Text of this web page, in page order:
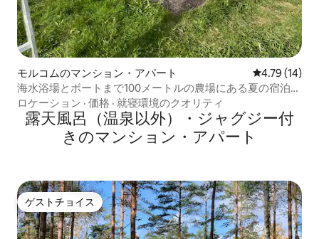
モルコムのマンション・アパート レビュー14
4.79 (14)
海水浴場とボートまで100メートルの農場にある夏の宿泊施
設。
ロケーション · 価格 · 就寝環境のクオリティ
露天風呂（温泉以外）・ジャグジー付
きのマンション・アパート
ゲストチョイス
ゲストチョイス